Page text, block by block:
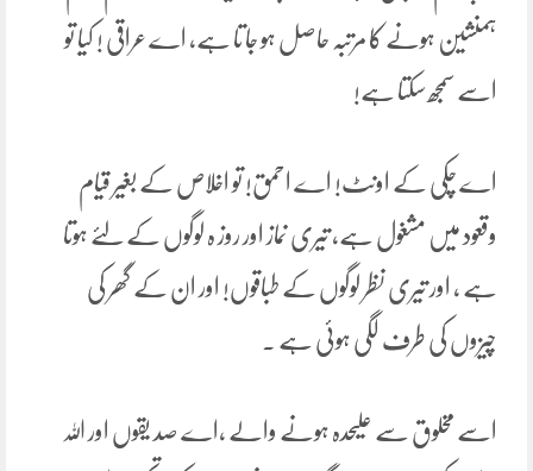
ہمنشین ہونے کا مرتبہ حاصل ہو جا تا ہے، اے عراقی ! کیا تو
اسے سمجھ سکتا ہے!
اے چکی کے اونٹ! اے احمق! تو اخلاص کے بغیر قیام
وقعود میں مشغول ہے، تیری نماز اور روز ہ لوگوں کے لئے ہوتا
ہے ، اور تیری نظر لوگوں کے طباقوں! اور ان کے گھر کی
چیزوں کی طرف لگی ہوئی ہے ۔
اسے مخلوق سے علیحدہ ہونے والے ،اے صد یقوں اور اللہ